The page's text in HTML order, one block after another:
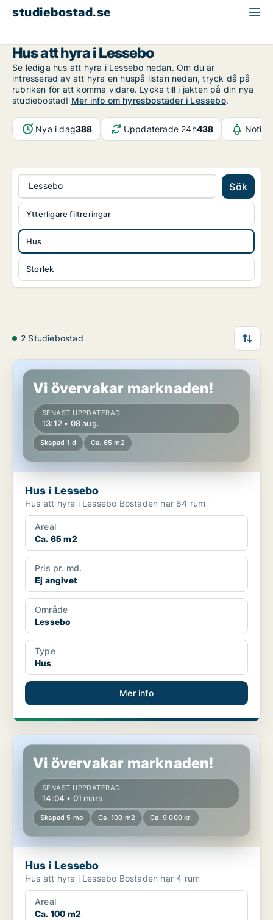
studiebostad.se
Hus att hyra i Lessebo
Se lediga hus att hyra i Lessebo nedan. Om du är
intresserad av att hyra en huspå listan nedan, tryck då på
rubriken för att komma vidare. Lycka till i jakten på din nya
studiebostad! Mer info om hyresbostäder i Lessebo.
Nya i dag388 Uppdaterade 24h438
Lessebo Sök
Hus
Storlek
Ytterligare filtreringar
2 Studiebostad
Hus i Lessebo
Vi övervakar marknaden!
SENAST UPPDATERAD
13:12 • 08 aug.
Skapad 1 d Ca. 65 m2
Hus i Lessebo
Hus att hyra i Lessebo Bostaden har 64 rum
Areal
Ca. 65 m2
Pris pr. md.
Ej angivet
Område
Lessebo
Type
Hus
Mer info
Hus i Lessebo
Vi övervakar marknaden!
SENAST UPPDATERAD
14:04 • 01 mars
Skapad 5 mo Ca. 100 m2 Ca. 9 000 kr.
Hus i Lessebo
Hus att hyra i Lessebo Bostaden har 4 rum
Areal
Ca. 100 m2